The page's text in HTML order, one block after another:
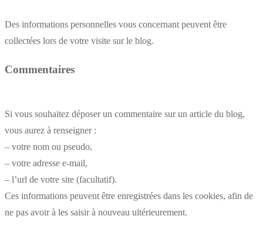
Des informations personnelles vous concernant peuvent être
collectées lors de votre visite sur le blog.
Commentaires
Si vous souhaitez déposer un commentaire sur un article du blog,
vous aurez à renseigner :
– votre nom ou pseudo,
– votre adresse e-mail,
– l’url de votre site (facultatif).
Ces informations peuvent être enregistrées dans les cookies, afin de
ne pas avoir à les saisir à nouveau ultérieurement.